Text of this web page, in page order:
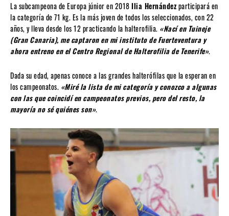
La subcampeona de Europa júnior en 2018Ilia Hernándezparticipará en
la categoría de 71 kg. Es la más joven de todos los seleccionados, con 22
años, y lleva desde los 12 practicando la halterofilia. «Nací en Tuineje
(Gran Canaria), me captaron en mi instituto de Fuerteventura y
ahora entreno en el Centro Regional de Halterofilia de Tenerife».
Dada su edad, apenas conoce a las grandes halterófilas que la esperan en
los campeonatos. «Miré la lista de mi categoría y conozco a algunas
con las que coincidí en campeonatos previos, pero del resto, la
mayoría no sé quiénes son».